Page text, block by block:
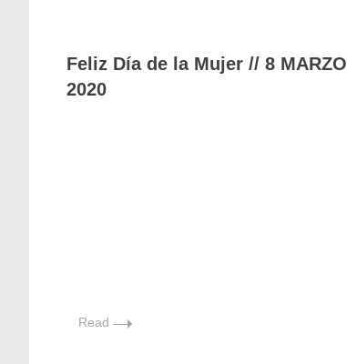
Feliz Día de la Mujer // 8 MARZO
2020
Read